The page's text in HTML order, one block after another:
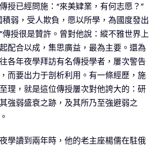
授已經問施：“來美肄業，有何志愿？”
弱，受人欺負，愿以所學，為國度發出
授很是贊許。曾對他說：縱不雅世界上
配合以成，集思廣益，最為主要。還為
各年夜學拜訪有名傳授學者，屢次警告
而要出力于剖析利用。有一條經歷，施
理，就是這位傳授屢次對他誇大的：研
強弱盛衰之跡，及其所乃至強避弱之
學讀到兩年時，他的老主座楊儒在駐俄